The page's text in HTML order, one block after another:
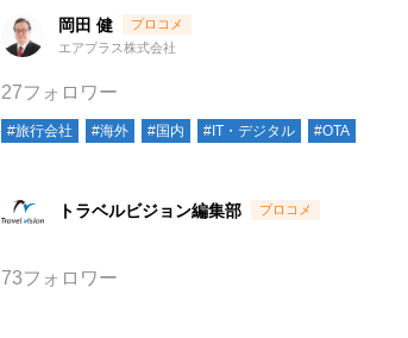
岡田 健
エアプラス株式会社
27フォロワー
#旅行会社 #海外 #国内 #IT・デジタル #OTA
トラベルビジョン編集部
73フォロワー